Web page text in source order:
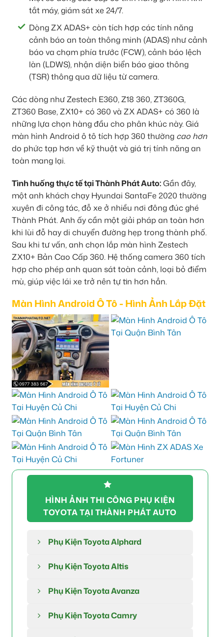
tắt máy, giám sát xe 24/7.
Dòng ZX ADAS+ còn tích hợp các tính năng
cảnh báo an toàn thông minh (ADAS) như cảnh
báo va chạm phía trước (FCW), cảnh báo lệch
làn (LDWS), nhận diện biển báo giao thông
(TSR) thông qua dữ liệu từ camera.
Các dòng như Zestech E360, Z18 360, ZT360G,
ZT360 Base, ZX10+ có 360 và ZX ADAS+ có 360 là
những lựa chọn hàng đầu cho phân khúc này. Giá
màn hình Android ô tô tích hợp 360 thường cao hơn
do phức tạp hơn về kỹ thuật và giá trị tính năng an
toàn mang lại.
Tình huống thực tế tại Thành Phát Auto:Gần đây,
một anh khách chạy Hyundai SantaFe 2020 thường
xuyên đi công tác, đỗ xe ở nhiều nơi đông đúc ghé
Thành Phát. Anh ấy cần một giải pháp an toàn hơn
khi lùi đỗ hay di chuyển đường hẹp trong thành phố.
Sau khi tư vấn, anh chọn lắp màn hình Zestech
ZX10+ Bản Cao Cấp 360. Hệ thống camera 360 tích
hợp cho phép anh quan sát toàn cảnh, loại bỏ điểm
mù, giúp việc lái xe trở nên tự tin hơn hẳn.
Màn Hình Android Ô Tô - Hình Ảnh Lắp Đặt
HÌNH ẢNH THI CÔNG PHỤ KIỆN
TOYOTA TẠI THÀNH PHÁT AUTO
Phụ Kiện Toyota Alphard
Phụ Kiện Toyota Altis
Phụ Kiện Toyota Avanza
Phụ Kiện Toyota Camry